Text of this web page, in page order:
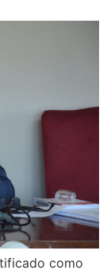
como